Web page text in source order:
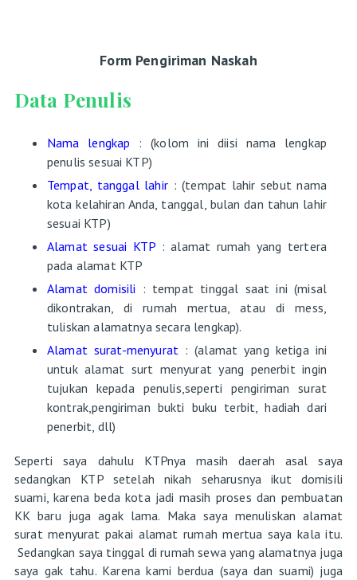
Form Pengiriman Naskah
Data Penulis
Nama lengkap : (kolom ini diisi nama lengkap
penulis sesuai KTP)
Tempat, tanggal lahir : (tempat lahir sebut nama
kota kelahiran Anda, tanggal, bulan dan tahun lahir
sesuai KTP)
Alamat sesuai KTP : alamat rumah yang tertera
pada alamat KTP
Alamat domisili : tempat tinggal saat ini (misal
dikontrakan, di rumah mertua, atau di mess,
tuliskan alamatnya secara lengkap).
Alamat surat-menyurat : (alamat yang ketiga ini
untuk alamat surt menyurat yang penerbit ingin
tujukan kepada penulis,seperti pengiriman surat
kontrak,pengiriman bukti buku terbit, hadiah dari
penerbit, dll)
Seperti saya dahulu KTPnya masih daerah asal saya
sedangkan KTP setelah nikah seharusnya ikut domisili
suami, karena beda kota jadi masih proses dan pembuatan
KK baru juga agak lama. Maka saya menuliskan alamat
surat menyurat pakai alamat rumah mertua saya kala itu.
Sedangkan saya tinggal di rumah sewa yang alamatnya juga
saya gak tahu. Karena kami berdua (saya dan suami) juga